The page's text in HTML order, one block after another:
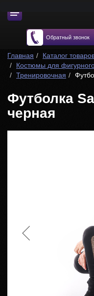
Обратный звонок
Главная
Каталог
Костюмы для
Тренировочная
Футболка
черная